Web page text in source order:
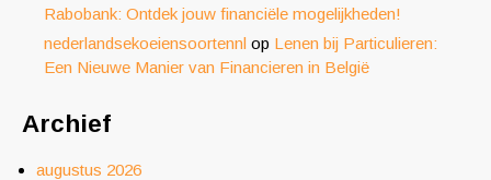
Rabobank: Ontdek jouw financiële mogelijkheden!
nederlandsekoeiensoortennl op Lenen bij Particulieren:
Een Nieuwe Manier van Financieren in België
Archief
augustus 2026